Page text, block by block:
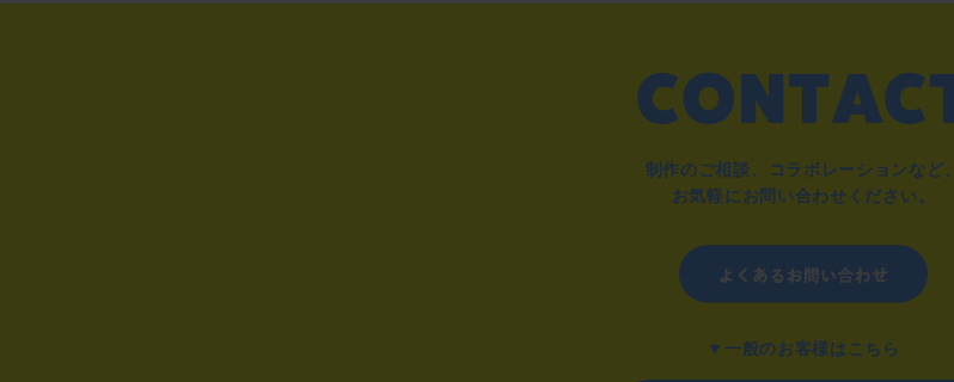
制作のご相談、コラボレーションなど、
お気軽にお問い合わせください。
▼一般のお客様はこちら